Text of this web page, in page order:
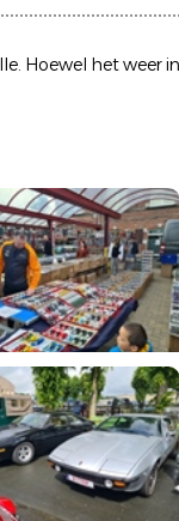
Hoewel het weer in